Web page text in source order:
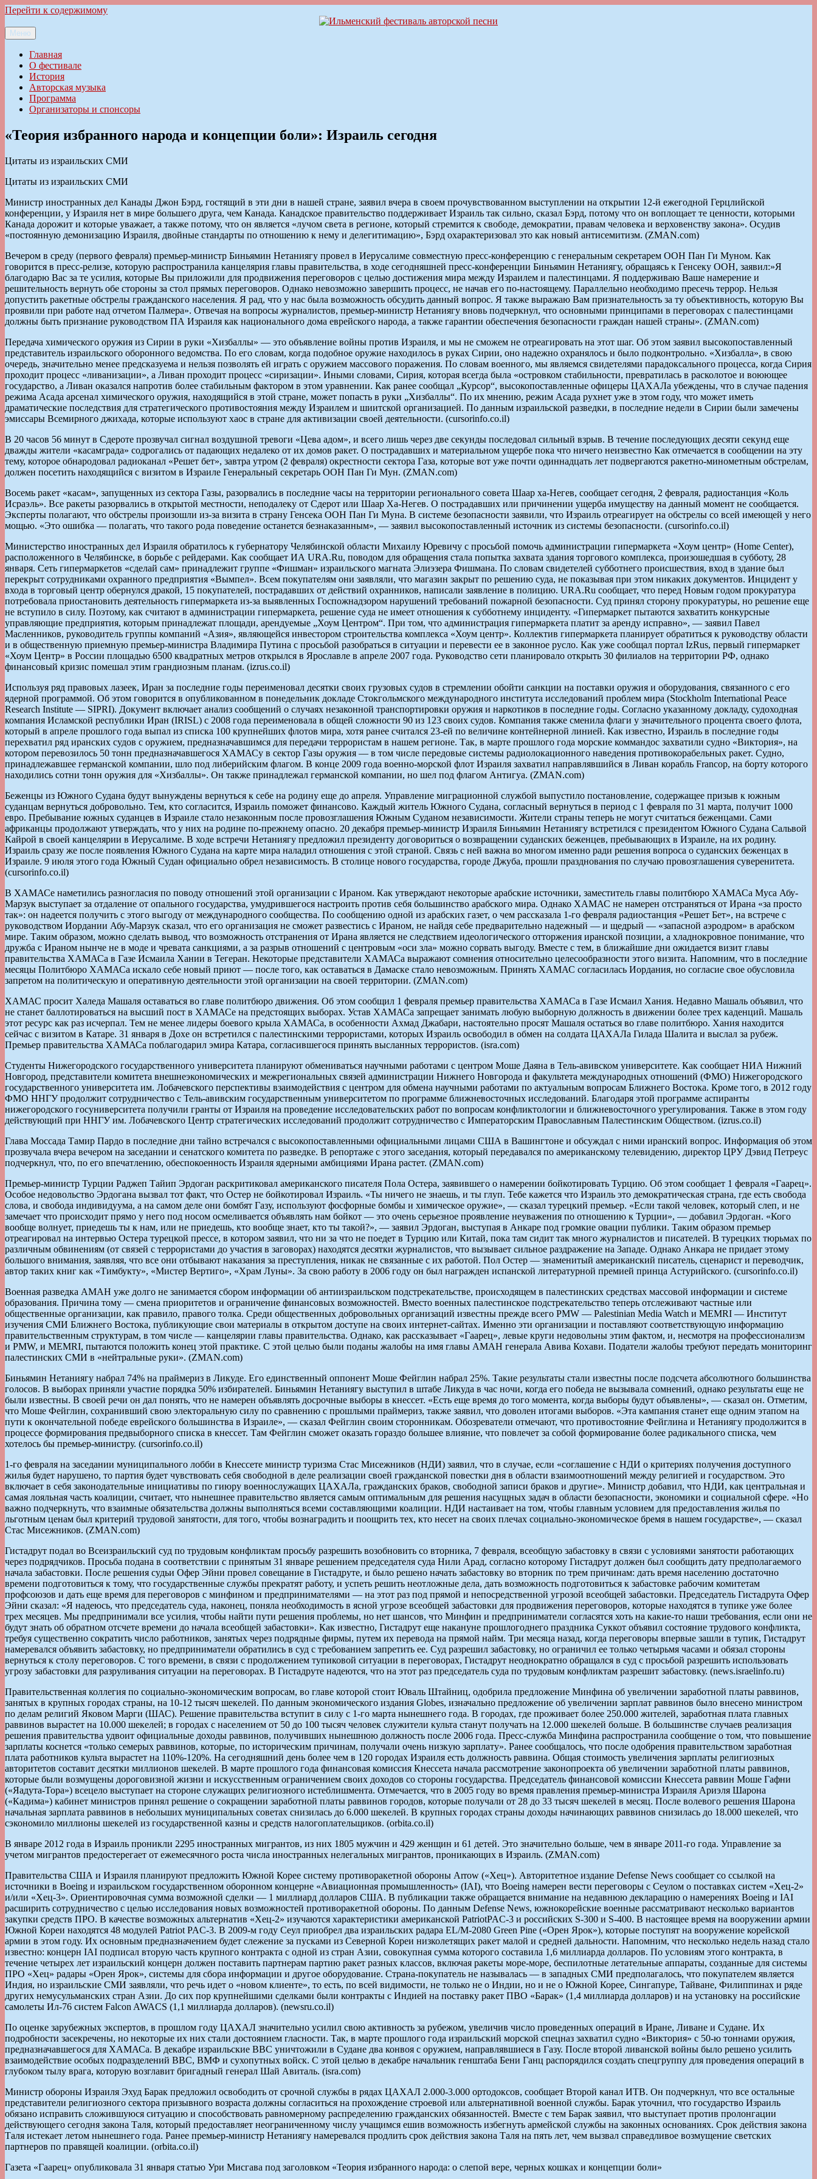
Перейти к содержимому
Ильменский фестиваль авторской песни
Меню
Главная
О фестивале
История
Авторская музыка
Программа
Организаторы и спонсоры
«Теория избранного народа и концепции боли»: Израиль сегодня
Цитаты из израильских СМИ
Цитаты из израильских СМИ
Министр иностранных дел Канады Джон Бэрд, гостящий в эти дни в нашей стране, заявил вчера в своем прочувствованном выступлении на открытии 12-й ежегодной Герцлийской
конференции, у Израиля нет в мире большего друга, чем Канада. Канадское правительство поддерживает Израиль так сильно, сказал Бэрд, потому что он воплощает те ценности, которыми
Канада дорожит и которые уважает, а также потому, что он является «лучом света в регионе, который стремится к свободе, демократии, правам человека и верховенству закона». Осудив
«постоянную демонизацию Израиля, двойные стандарты по отношению к нему и делегитимацию», Бэрд охарактеризовал это как новый антисемитизм. (ZMAN.com)
Вечером в среду (первого февраля) премьер-министр Биньямин Нетаниягу провел в Иерусалиме совместную пресс-конференцию с генеральным секретарем ООН Пан Ги Муном. Как
говорится в пресс-релизе, которую распространила канцелярия главы правительства, в ходе сегодняшней пресс-конференции Биньямин Нетаниягу, обращаясь к Генсеку ООН, заявил:»Я
благодарю Вас за те усилия, которые Вы приложили для продвижения переговоров с целью достижения мира между Израилем и палестинцами. Я поддерживаю Ваше намерение и
решительность вернуть обе стороны за стол прямых переговоров. Однако невозможно завершить процесс, не начав его по-настоящему. Параллельно необходимо пресечь террор. Нельзя
допустить ракетные обстрелы гражданского населения. Я рад, что у нас была возможность обсудить данный вопрос. Я также выражаю Вам признательность за ту объективность, которую Вы
проявили при работе над отчетом Палмера». Отвечая на вопросы журналистов, премьер-министр Нетаниягу вновь подчеркнул, что основными принципами в переговорах с палестинцами
должны быть признание руководством ПА Израиля как национального дома еврейского народа, а также гарантии обеспечения безопасности граждан нашей страны». (ZMAN.com)
Передача химического оружия из Сирии в руки «Хизбаллы» — это объявление войны против Израиля, и мы не сможем не отреагировать на этот шаг. Об этом заявил высокопоставленный
представитель израильского оборонного ведомства. По его словам, когда подобное оружие находилось в руках Сирии, оно надежно охранялось и было подконтрольно. «Хизбалла», в свою
очередь, значительно менее предсказуема и нельзя позволять ей играть с оружием массового поражения. По словам военного, мы являемся свидетелями парадоксального процесса, когда Сирия
проходит процесс «ливанизации», а Ливан проходит процесс «сиризации». Иными словами, Сирия, которая всегда была «островком стабильности, превратилась в расколотое и воюющее
государство, а Ливан оказался напротив более стабильным фактором в этом уравнении. Как ранее сообщал „Курсор“, высокопоставленные офицеры ЦАХАЛа убеждены, что в случае падения
режима Асада арсенал химического оружия, находящийся в этой стране, может попасть в руки „Хизбаллы“. По их мнению, режим Асада рухнет уже в этом году, что может иметь
драматические последствия для стратегического противостояния между Израилем и шиитской организацией. По данным израильской разведки, в последние недели в Сирии были замечены
эмиссары Всемирного джихада, которые используют хаос в стране для активизации своей деятельности. (cursorinfo.co.il)
В 20 часов 56 минут в Сдероте прозвучал сигнал воздушной тревоги «Цева адом», и всего лишь через две секунды последовал сильный взрыв. В течение последующих десяти секунд еще
дважды жители «касамграда» содрогались от падающих недалеко от их домов ракет. О пострадавших и материальном ущербе пока что ничего неизвестно Как отмечается в сообщении на эту
тему, которое обнародовал радиоканал «Решет бет», завтра утром (2 февраля) окрестности сектора Газа, которые вот уже почти одиннадцать лет подвергаются ракетно-минометным обстрелам,
должен посетить находящийся с визитом в Израиле Генеральный секретарь ООН Пан Ги Мун. (ZMAN.com)
Восемь ракет «касам», запущенных из сектора Газы, разорвались в последние часы на территории регионального совета Шаар ха-Негев, сообщает сегодня, 2 февраля, радиостанция «Коль
Исраэль». Все ракеты разорвались в открытой местности, неподалеку от Сдерот или Шаар Ха-Негев. О пострадавших или причинении ущерба имуществу на данный момент не сообщается.
Эксперты полагают, что обстрелы произошли из-за визита в страну Генсека ООН Пан Ги Муна. В системе безопасности заявили, что Израиль отреагирует на обстрелы со всей имеющей у него
мощью. «Это ошибка — полагать, что такого рода поведение останется безнаказанным», — заявил высокопоставленный источник из системы безопасности. (cursorinfo.co.il)
Министерство иностранных дел Израиля обратилось к губернатору Челябинской области Михаилу Юревичу с просьбой помочь администрации гипермаркета «Хоум центр» (Home Center),
расположенного в Челябинске, в борьбе с рейдерами. Как сообщает ИА URA.Ru, поводом для обращения стала попытка захвата здания торгового комплекса, произошедшая в субботу, 28
января. Сеть гипермаркетов «сделай сам» принадлежит группе «Фишман» израильского магната Элиэзера Фишмана. По словам свидетелей субботнего происшествия, вход в здание был
перекрыт сотрудниками охранного предприятия «Вымпел». Всем покупателям они заявляли, что магазин закрыт по решению суда, не показывая при этом никаких документов. Инцидент у
входа в торговый центр обернулся дракой, 15 покупателей, пострадавших от действий охранников, написали заявление в полицию. URA.Ru сообщает, что перед Новым годом прокуратура
потребовала приостановить деятельность гипермаркета из-за выявленных Гоcпожнадзором нарушений требований пожарной безопасности. Суд принял сторону прокуратуры, но решение еще
не вступило в силу. Поэтому, как считают в администрации гипермаркета, решение суда не имеет отношения к субботнему инциденту. «Гипермаркет пытаются захватить конкурсные
управляющие предприятия, которым принадлежат площади, арендуемые „Хоум Центром“. При том, что администрация гипермаркета платит за аренду исправно», — заявил Павел
Масленников, руководитель группы компаний «Азия», являющейся инвестором строительства комплекса «Хоум центр». Коллектив гипермаркета планирует обратиться к руководству области
и в общественную приемную премьер-министра Владимира Путина с просьбой разобраться в ситуации и перевести ее в законное русло. Как уже сообщал портал IzRus, первый гипермаркет
«Хоум Центр» в России площадью 6500 квадратных метров открылся в Ярославле в апреле 2007 года. Руководство сети планировало открыть 30 филиалов на территории РФ, однако
финансовый кризис помешал этим грандиозным планам. (izrus.co.il)
Используя ряд правовых лазеек, Иран за последние годы переименовал десятки своих грузовых судов в стремлении обойти санкции на поставки оружия и оборудования, связанного с его
ядерной программой. Об этом говорится в опубликованном в понедельник докладе Стокгольмского международного института исследований проблем мира (Stockholm International Peace
Research Institute — SIPRI). Документ включает анализ сообщений о случаях незаконной транспортировки оружия и наркотиков в последние годы. Согласно указанному докладу, судоходная
компания Исламской республики Иран (IRISL) с 2008 года переименовала в общей сложности 90 из 123 своих судов. Компания также сменила флаги у значительного процента своего флота,
который в апреле прошлого года выпал из списка 100 крупнейших флотов мира, хотя ранее считался 23-ей по величине контейнерной линией. Как известно, Израиль в последние годы
перехватил ряд иранских судов с оружием, предназначавшимся для передачи террористам в нашем регионе. Так, в марте прошлого года морские коммандос захватили судно «Виктория», на
котором перевозилось 50 тонн предназначавшегося ХАМАСу в сектор Газы оружия — в том числе передовые системы радиолокационного наведения противокорабельных ракет. Судно,
принадлежавшее германской компании, шло под либерийским флагом. В конце 2009 года военно-морской флот Израиля захватил направлявшийся в Ливан корабль Francop, на борту которого
находились сотни тонн оружия для «Хизбаллы». Он также принадлежал германской компании, но шел под флагом Антигуа. (ZMAN.com)
Беженцы из Южного Судана будут вынуждены вернуться к себе на родину еще до апреля. Управление миграционной службой выпустило постановление, содержащее призыв к южным
суданцам вернуться добровольно. Тем, кто согласится, Израиль поможет финансово. Каждый житель Южного Судана, согласный вернуться в период с 1 февраля по 31 марта, получит 1000
евро. Пребывание южных суданцев в Израиле стало незаконным после провозглашения Южным Суданом независимости. Жители страны теперь не могут считаться беженцами. Сами
африканцы продолжают утверждать, что у них на родине по-прежнему опасно. 20 декабря премьер-министр Израиля Биньямин Нетаниягу встретился с президентом Южного Судана Сальвой
Кайрой в своей канцелярии в Иерусалиме. В ходе встречи Нетаниягу предложил президенту договориться о возвращении суданских беженцев, пребывающих в Израиле, на их родину.
Израиль сразу же после появления Южного Судана на карте мира наладил отношения с этой страной. Связь с ней важна во многом именно ради решения вопроса о суданских беженцах в
Израиле. 9 июля этого года Южный Судан официально обрел независимость. В столице нового государства, городе Джуба, прошли празднования по случаю провозглашения суверенитета.
(cursorinfo.co.il)
В ХАМАСе наметились разногласия по поводу отношений этой организации с Ираном. Как утверждают некоторые арабские источники, заместитель главы политбюро ХАМАСа Муса Абу-
Марзук выступает за отдаление от опального государства, умудрившегося настроить против себя большинство арабского мира. Однако ХАМАС не намерен отстраняться от Ирана «за просто
так»: он надеется получить с этого выгоду от международного сообщества. По сообщению одной из арабских газет, о чем рассказала 1-го февраля радиостанция «Решет Бет», на встрече с
руководством Иордании Абу-Марзук сказал, что его организация не сможет развестись с Ираном, не найдя себе предварительно надежный — и щедрый — «запасной аэродром» в арабском
мире. Таким образом, можно сделать вывод, что возможность отстранения от Ирана является не следствием идеологического отторжения иранской позиции, а хладнокровное понимание, что
дружба с Ираном нынче не в моде и чревата санкциями, а за разрыв отношений с центровым «оси зла» можно сорвать выгоду. Вместе с тем, в ближайшие дни ожидается визит главы
правительства ХАМАСа в Газе Исмаила Хании в Тегеран. Некоторые представители ХАМАСа выражают сомнения относительно целесообразности этого визита. Напомним, что в последние
месяцы Политбюро ХАМАСа искало себе новый приют — после того, как оставаться в Дамаске стало невозможным. Принять ХАМАС согласилась Иордания, но согласие свое обусловила
запретом на политическую и оперативную деятельности этой организации на своей территории. (ZMAN.com)
ХАМАС просит Халеда Машаля оставаться во главе политбюро движения. Об этом сообщил 1 февраля премьер правительства ХАМАСа в Газе Исмаил Хания. Недавно Машаль объявил, что
не станет баллотироваться на высший пост в ХАМАСе на предстоящих выборах. Устав ХАМАСа запрещает занимать любую выборную должность в движении более трех каденций. Машаль
этот ресурс как раз исчерпал. Тем не менее лидеры боевого крыла ХАМАСа, в особенности Ахмад Джабари, настоятельно просят Машаля остаться во главе политбюро. Хания находится
сейчас с визитом в Катаре. 31 января в Дохе он встретился с палестинскими террористами, которых Израиль освободил в обмен на солдата ЦАХАЛа Гилада Шалита и выслал за рубеж.
Премьер правительства ХАМАСа поблагодарил эмира Катара, согласившегося принять высланных террористов. (isra.com)
Студенты Нижегородского государственного университета планируют обмениваться научными работами с центром Моше Даяна в Тель-авивском университете. Как сообщает НИА Нижний
Новгород, представители комитета внешнеэкономических и межрегиональных связей администрации Нижнего Новгорода и факультета международных отношений (ФМО) Нижегородского
государственного университета им. Лобачевского перспективы взаимодействия с центром для обмена научными работами по актуальным вопросам Ближнего Востока. Кроме того, в 2012 году
ФМО ННГУ продолжит сотрудничество с Тель-авивским государственным университетом по программе ближневосточных исследований. Благодаря этой программе аспиранты
нижегородского госуниверситета получили гранты от Израиля на проведение исследовательских работ по вопросам конфликтологии и ближневосточного урегулирования. Также в этом году
действующий при ННГУ им. Лобачевского Центр стратегических исследований продолжит сотрудничество с Императорским Православным Палестинским Обществом. (izrus.co.il)
Глава Моссада Тамир Пардо в последние дни тайно встречался с высокопоставленными официальными лицами США в Вашингтоне и обсуждал с ними иранский вопрос. Информация об этом
прозвучала вчера вечером на заседании и сенатского комитета по разведке. В репортаже с этого заседания, который передавался по американскому телевидению, директор ЦРУ Дэвид Петреус
подчеркнул, что, по его впечатлению, обеспокоенность Израиля ядерными амбициями Ирана растет. (ZMAN.com)
Премьер-министр Турции Раджеп Тайип Эрдоган раскритиковал американского писателя Пола Остера, заявившего о намерении бойкотировать Турцию. Об этом сообщает 1 февраля «Гаарец».
Особое недовольство Эрдогана вызвал тот факт, что Остер не бойкотировал Израиль. «Ты ничего не знаешь, и ты глуп. Тебе кажется что Израиль это демократическая страна, где есть свобода
слова, и свобода индивидуума, а на самом деле они бомбят Газу, используют фосфорные бомбы и химическое оружие», — сказал турецкий премьер. «Если такой человек, который слеп, и не
замечает что происходит прямо у него под носом осмеливается объявлять нам бойкот — это очень серьезное проявление неуважения по отношению к Турции», — добавил Эрдоган. «Кого
вообще волнует, приедешь ты к нам, или не приедешь, кто вообще знает, кто ты такой?», — заявил Эрдоган, выступая в Анкаре под громкие овации публики. Таким образом премьер
отреагировал на интервью Остера турецкой прессе, в котором заявил, что ни за что не поедет в Турцию или Китай, пока там сидит так много журналистов и писателей. В турецких тюрьмах по
различным обвинениям (от связей с террористами до участия в заговорах) находятся десятки журналистов, что вызывает сильное раздражение на Западе. Однако Анкара не придает этому
большого внимания, заявляя, что все они отбывают наказания за преступления, никак не связанные с их работой. Пол Остер — знаменитый американский писатель, сценарист и переводчик,
автор таких книг как «Тимбукту», «Мистер Вертиго», «Храм Луны». За свою работу в 2006 году он был награжден испанской литературной премией принца Астурийского. (cursorinfo.co.il)
Военная разведка АМАН уже долго не занимается сбором информации об антиизраильском подстрекательстве, происходящем в палестинских средствах массовой информации и системе
образования. Причина тому — смена приоритетов и ограничение финансовых возможностей. Вместо военных палестинское подстрекательство теперь отслеживают частные или
общественные организации, как правило, правого толка. Среди общественных добровольных организаций известны прежде всего PMW — Palestinian Media Watch и MEMRI — Институт
изучения СМИ Ближнего Востока, публикующие свои материалы в открытом доступе на своих интернет-сайтах. Именно эти организации и поставляют соответствующую информацию
правительственным структурам, в том числе — канцелярии главы правительства. Однако, как рассказывает «Гаарец», левые круги недовольны этим фактом, и, несмотря на профессионализм
и PMW, и MEMRI, пытаются положить конец этой практике. С этой целью были поданы жалобы на имя главы АМАН генерала Авива Кохави. Податели жалобы требуют передать мониторинг
палестинских СМИ в «нейтральные руки». (ZMAN.com)
Биньямин Нетаниягу набрал 74% на праймериз в Ликуде. Его единственный оппонент Моше Фейглин набрал 25%. Такие результаты стали известны после подсчета абсолютного большинства
голосов. В выборах приняли участие порядка 50% избирателей. Биньямин Нетаниягу выступил в штабе Ликуда в час ночи, когда его победа не вызывала сомнений, однако результаты еще не
были известны. В своей речи он дал понять, что не намерен объявлять досрочные выборы в кнессет. «Есть еще время до того момента, когда выборы будут объявлены», — сказал он. Отметим,
что Моше Фейглин, сохранивший свою электоральную силу по сравнению с прошлыми праймериз, также заявил, что доволен итогами выборов. «Эта кампания станет еще одним этапом на
пути к окончательной победе еврейского большинства в Израиле», — сказал Фейглин своим сторонникам. Обозреватели отмечают, что противостояние Фейглина и Нетаниягу продолжится в
процессе формирования предвыборного списка в кнессет. Там Фейглин сможет оказать гораздо большее влияние, что повлечет за собой формирование более радикального списка, чем
хотелось бы премьер-министру. (cursorinfo.co.il)
1-го февраля на заседании муниципального лобби в Кнессете министр туризма Стас Мисежников (НДИ) заявил, что в случае, если «соглашение с НДИ о критериях получения доступного
жилья будет нарушено, то партия будет чувствовать себя свободной в деле реализации своей гражданской повестки дня в области взаимоотношений между религией и государством. Это
включает в себя законодательные инициативы по гиюру военнослужащих ЦАХАЛа, гражданских браков, свободной записи браков и другие». Министр добавил, что НДИ, как центральная и
самая лояльная часть коалиции, считает, что нынешнее правительство является самым оптимальным для решения насущных задач в области безопасности, экономики и социальной сфере. «Но
важно подчеркнуть, что взаимные обязательства должны выполняться всеми составляющими коалиции. НДИ настаивает на том, чтобы главным условием для предоставления жилья по
льготным ценам был критерий трудовой занятости, для того, чтобы вознаградить и поощрить тех, кто несет на своих плечах социально-экономическое бремя в нашем государстве», — сказал
Стас Мисежников. (ZMAN.com)
Гистадрут подал во Всеизраильский суд по трудовым конфликтам просьбу разрешить возобновить со вторника, 7 февраля, всеобщую забастовку в связи с условиями занятости работающих
через подрядчиков. Просьба подана в соответствии с принятым 31 январе решением председателя суда Нили Арад, согласно которому Гистадрут должен был сообщить дату предполагаемого
начала забастовки. После решения судьи Офер Эйни провел совещание в Гистадруте, и было решено начать забастовку во вторник по трем причинам: дать время населению достаточно
времени подготовиться к тому, что государственные службы прекратят работу, и успеть решить неотложные дела, дать возможность подготовиться к забастовке рабочим комитетам
профсоюзов и дать еще время для переговоров с минфином и предпринимателями — на этот раз под прямой и непосредственной угрозой всеобщей забастовки. Председатель Гистадрута Офер
Эйни сказал: «Я надеюсь, что председатель суда, наконец, поняла необходимость в ясной угрозе всеобщей забастовки для продвижения переговоров, которые находятся в тупике уже более
трех месяцев. Мы предпринимали все усилия, чтобы найти пути решения проблемы, но нет шансов, что Минфин и предприниматели согласятся хоть на какие-то наши требования, если они не
будут знать об обратном отсчете времени до начала всеобщей забастовки». Как известно, Гистадрут еще накануне прошлогоднего праздника Суккот объявил состояние трудового конфликта,
требуя существенно сократить число работников, занятых через подрядные фирмы, путем их перевода на прямой найм. Три месяца назад, когда переговоры впервые зашли в тупик, Гистадрут
намеревался объявить забастовку, но предприниматели обратились в суд с требованием запретить ее. Суд разрешил забастовку, но ограничил ее только четырьмя часами и обязал стороны
вернуться к столу переговоров. С того времени, в связи с продолжением тупиковой ситуации в переговорах, Гистадрут неоднократно обращался в суд с просьбой разрешить использовать
угрозу забастовки для разруливания ситуации на переговорах. В Гистадруте надеются, что на этот раз председатель суда по трудовым конфликтам разрешит забастовку. (news.israelinfo.ru)
Правительственная коллегия по социально-экономическим вопросам, во главе которой стоит Юваль Штайниц, одобрила предложение Минфина об увеличении заработной платы раввинов,
занятых в крупных городах страны, на 10-12 тысяч шекелей. По данным экономического издания Globes, изначально предложение об увеличении зарплат раввинов было внесено министром
по делам религий Яковом Марги (ШАС). Решение правительства вступит в силу с 1-го марта нынешнего года. В городах, где проживает более 250.000 жителей, заработная плата главных
раввинов вырастет на 10.000 шекелей; в городах с населением от 50 до 100 тысяч человек служители культа станут получать на 12.000 шекелей больше. В большинстве случаев реализация
решения правительства удвоит официальные доходы раввинов, получивших нынешнюю должность после 2006 года. Пресс-служба Минфина распространила сообщение о том, что повышение
зарплаты коснется «только семерых раввинов, которые, по историческим причинам, получали очень низкую зарплату». Ранее сообщалось, что после одобрения правительством заработная
плата работников культа вырастет на 110%-120%. На сегодняшний день более чем в 120 городах Израиля есть должность раввина. Общая стоимость увеличения зарплаты религиозных
авторитетов составит десятки миллионов шекелей. В марте прошлого года финансовая комиссия Кнессета начала рассмотрение законопроекта об увеличении заработной платы раввинов,
которые были возмущены дороговизной жизни и искусственным ограничением своих доходов со стороны государства. Председатель финансовой комиссии Кнессета раввин Моше Гафни
(«Яадута-Тора») всецело выступает на стороне служащих религиозного истеблишмента. Отмечается, что в 2005 году во время правления премьер-министра Израиля Ариэля Шарона
(«Кадима») кабинет министров принял решение о сокращении заработной платы раввинов городов, которые получали от 28 до 33 тысяч шекелей в месяц. После волевого решения Шарона
начальная зарплата раввинов в небольших муниципальных советах снизилась до 6.000 шекелей. В крупных городах страны доходы начинающих раввинов снизилась до 18.000 шекелей, что
сэкономило миллионы шекелей из государственной казны и средств налогоплательщиков. (orbita.co.il)
В январе 2012 года в Израиль проникли 2295 иностранных мигрантов, из них 1805 мужчин и 429 женщин и 61 детей. Это значительно больше, чем в январе 2011-го года. Управление за
учетом мигрантов предостерегает от ежемесячного роста числа иностранных нелегальных мигрантов, проникающих в Израиль. (ZMAN.com)
Правительства США и Израиля планируют предложить Южной Корее систему противоракетной обороны Arrow («Хец»). Авторитетное издание Defense News сообщает со ссылкой на
источники в Boeing и израильском государственном оборонном концерне «Авиационная промышленность» (IAI), что Boeing намерен вести переговоры с Сеулом о поставках систем «Хец-2»
и/или «Хец-3». Ориентировочная сумма возможной сделки — 1 миллиард долларов США. В публикации также обращается внимание на недавнюю декларацию о намерениях Boeing и IAI
расширить сотрудничество с целью исследования новых возможностей противоракетной обороны. По данным Defense News, южнокорейские военные рассматривают несколько вариантов
закупки средств ПРО. В качестве возможных альтернатив «Хец-2» изучаются характеристики американской PatriotPAC-3 и российских S-300 и S-400. В настоящее время на вооружении армии
Южной Кореи находятся 48 модулей Patriot PAC-3. В 2009-м году Сеул приобрел два израильских радара EL/M-2080 Green Pine («Орен Ярок»), которые поступят на вооружение корейской
армии в этом году. Их основным предназначением будет слежение за пусками из Северной Кореи низколетящих ракет малой и средней дальности. Напомним, что несколько недель назад стало
известно: концерн IAI подписал вторую часть крупного контракта с одной из стран Азии, совокупная сумма которого составила 1,6 миллиарда долларов. По условиям этого контракта, в
течение четырех лет израильский концерн должен поставить партнерам партию ракет разных классов, включая ракеты море-море, беспилотные летательные аппараты, созданные для системы
ПРО «Хец» радары «Орен Ярок», системы для сбора информации и другое оборудование. Страна-покупатель не называлась — в западных СМИ предполагалось, что покупателем является
Индия, но израильские СМИ заявляли, что речь идет о «новом клиенте», то есть, по всей видимости, не только не о Индии, но и не о Южной Корее, Сингапуре, Тайване, Филиппинах и ряде
других немусульманских стран Азии. До сих пор крупнейшими сделками были контракты с Индией на поставку ракет ПВО «Барак» (1,4 миллиарда долларов) и на установку на российские
самолеты Ил-76 систем Falcon AWACS (1,1 миллиарда долларов). (newsru.co.il)
По оценке зарубежных экспертов, в прошлом году ЦАХАЛ значительно усилил свою активность за рубежом, увеличив число проведенных операций в Иране, Ливане и Судане. Их
подробности засекречены, но некоторые их них стали достоянием гласности. Так, в марте прошлого года израильский морской спецназ захватил судно «Виктория» с 50-ю тоннами оружия,
предназначавшегося для ХАМАСа. В декабре израильские ВВС уничтожили в Судане два конвоя с оружием, направлявшиеся в Газу. После второй ливанской войны было решено усилить
взаимодействие особых подразделений ВВС, ВМФ и сухопутных войск. С этой целью в декабре начальник генштаба Бени Ганц распорядился создать спецгруппу для проведения операций в
глубоком тылу врага, которую возглавит бригадный генерал Шай Авиталь. (isra.com)
Министр обороны Израиля Эхуд Барак предложил освободить от срочной службы в рядах ЦАХАЛ 2.000-3.000 ортодоксов, сообщает Второй канал ИТВ. Он подчеркнул, что все остальные
представители религиозного сектора призывного возраста должны согласиться на прохождение строевой или альтернативной военной службы. Барак уточнил, что государство Израиль
обязано исправить сложившуюся ситуацию и способствовать равномерному распределению гражданских обязанностей. Вместе с тем Барак заявил, что выступает против пролонгации
действующего сегодня закона Таля, который предоставляет неограниченному числу учащимся ешив возможность избегнуть армейской службы на законных основаниях. Срок действия закона
Таля истекает летом нынешнего года. Ранее премьер-министр Нетаниягу намеревался продлить срок действия закона Таля на пять лет, чем вызвал справедливое возмущение светских
партнеров по правящей коалиции. (orbita.co.il)
Газета «Гаарец» опубликовала 31 января статью Ури Мисгава под заголовком «Теория избранного народа: о слепой вере, черных кошках и концепции боли»